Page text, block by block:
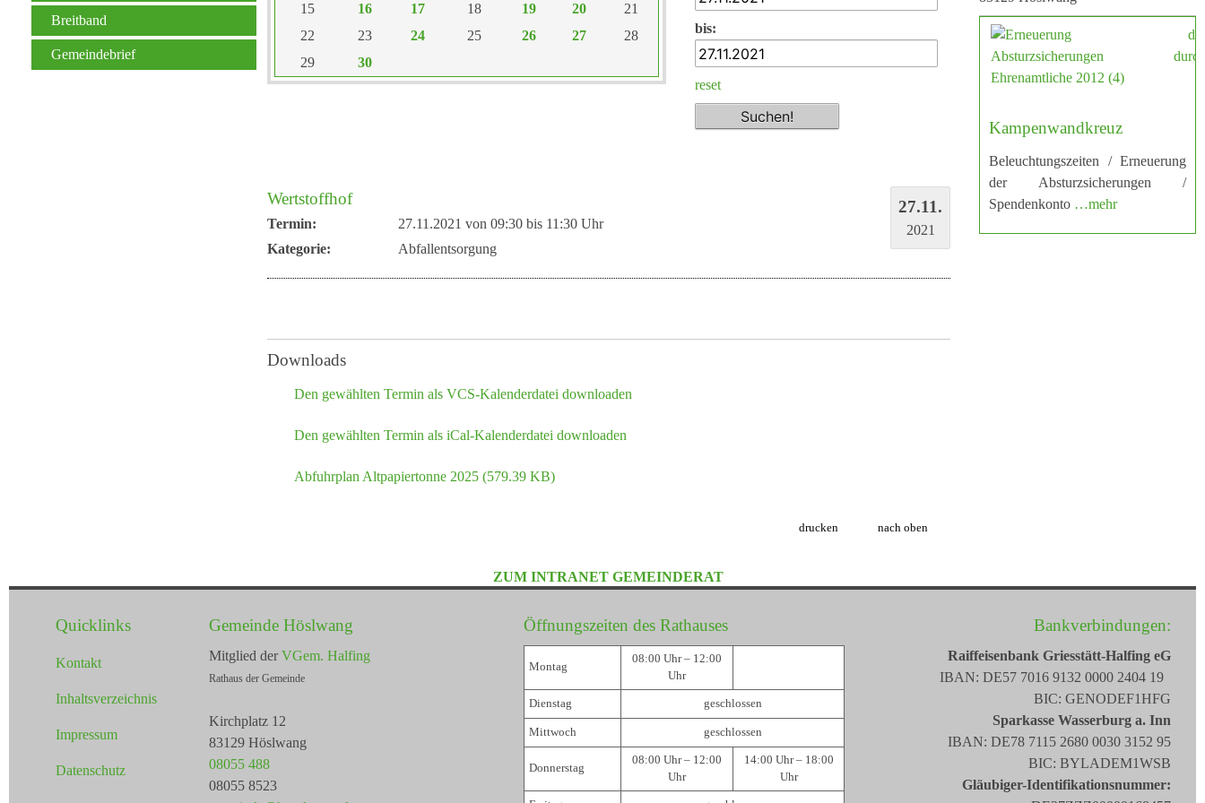
Breitband
Gemeindebrief
15
16 17 18 19 20
21
22
23 24 25 26 27
28
29
30
bis:
reset
27.11.
2021
Wertstoffhof
Termin: 27.11.2021 von 09:30 bis 11:30 Uhr
Kategorie:
Abfallentsorgung
Downloads
Den gewählten Termin als VCS-Kalenderdatei downloaden
Den gewählten Termin als iCal-Kalenderdatei downloaden
Abfuhrplan Altpapiertonne 2025 (579.39 KB)
drucken nach oben
Kampenwandkreuz
Beleuchtungszeiten / Erneuerung
der Absturzsicherungen /
Spendenkonto …mehr
ZUM INTRANET GEMEINDERAT
Quicklinks
Kontakt
Inhaltsverzeichnis
Impressum
Datenschutz
Gemeinde Höslwang
Mitglied derVGem. Halfing
Rathaus der Gemeinde
Kirchplatz 12
83129 Höslwang
08055 488
08055 8523
Öffnungszeiten des Rathauses
Montag
08:00 Uhr – 12:00
Uhr
Dienstag geschlossen
Mittwoch geschlossen
Donnerstag
08:00 Uhr – 12:00
Uhr
14:00 Uhr – 18:00
Uhr
Bankverbindungen:
Raiffeisenbank Griesstätt-Halfing eG
IBAN: DE57 7016 9132 0000 2404 19
BIC: GENODEF1HFG
Sparkasse Wasserburg a. Inn
IBAN: DE78 7115 2680 0030 3152 95
BIC: BYLADEM1WSB
Gläubiger-Identifikationsnummer: